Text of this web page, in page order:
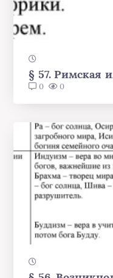
§ 57. Римская
0 0